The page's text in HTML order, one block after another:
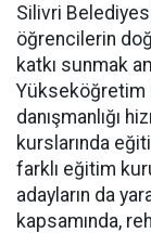
Silivri
öğrencilerin
katkı sunmak
Yükseköğretim
danışmanlığı
kurslarında
farklı eğitim
adayların da
kapsamında,